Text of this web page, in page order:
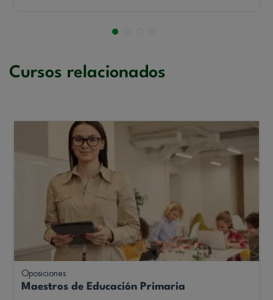
Cursos relacionados
Oposiciones
Maestros de Educación Primaria